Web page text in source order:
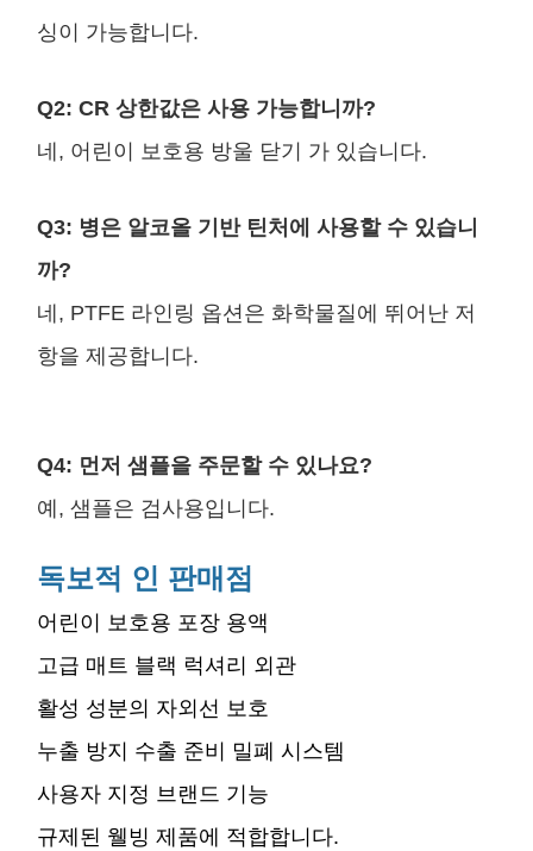
싱이 가능합니다.
Q2: CR 상한값은 사용 가능합니까?
네, 어린이 보호용 방울 닫기 가 있습니다.
Q3: 병은 알코올 기반 틴처에 사용할 수 있습니
까?
네, PTFE 라인링 옵션은 화학물질에 뛰어난 저
항을 제공합니다.
Q4: 먼저 샘플을 주문할 수 있나요?
예, 샘플은 검사용입니다.
독보적 인 판매점
어린이 보호용 포장 용액
고급 매트 블랙 럭셔리 외관
활성 성분의 자외선 보호
누출 방지 수출 준비 밀폐 시스템
사용자 지정 브랜드 기능
규제된 웰빙 제품에 적합합니다.